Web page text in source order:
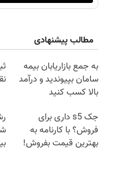
مطالب پیشنهادی
به جمع بازاریابان بیمه
سامان بپیوندید و درآمد
بالا کسب کنید
جک s5 داری برای
فروش؟ با کارنامه به
بهترین قیمت بفروش!
روزنامه‌های صبح شنبه